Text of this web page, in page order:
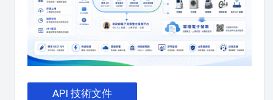
API 技術文件